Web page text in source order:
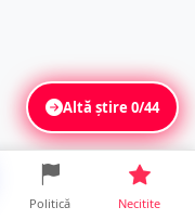
Altă știre0/44
Politică Necitite